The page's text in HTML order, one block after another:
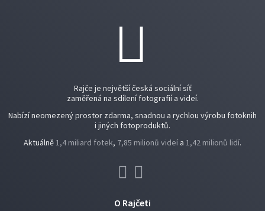
Rajče je největší česká sociální síť
zaměřená na sdílení fotografií a videí.
Nabízí neomezený prostor zdarma, snadnou a rychlou výrobu fotoknih
i jiných fotoproduktů.
Aktuálně1,4 miliard fotek, 7,85 milionů videí a 1,42 milionů lidí.
O Rajčeti